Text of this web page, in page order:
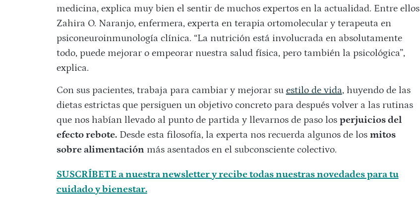
medicina, explica muy bien el sentir de muchos expertos en la actualidad. Entre ellos
Zahira O. Naranjo, enfermera, experta en terapia ortomolecular y terapeuta en
psiconeuroinmunología clínica. “La nutrición está involucrada en absolutamente
todo, puede mejorar o empeorar nuestra salud física, pero también la psicológica”,
explica.
Con sus pacientes, trabaja para cambiar y mejorar su estilo de vida, huyendo de las
dietas estrictas que persiguen un objetivo concreto para después volver a las rutinas
que nos habían llevado al punto de partida y llevarnos de paso los perjuicios del
efecto rebote.Desde esta filosofía, la experta nos recuerda algunos de los mitos
sobre alimentación más asentados en el subconsciente colectivo.
SUSCRÍBETE a nuestra newsletter y recibe todas nuestras novedades para tu
cuidado y bienestar.